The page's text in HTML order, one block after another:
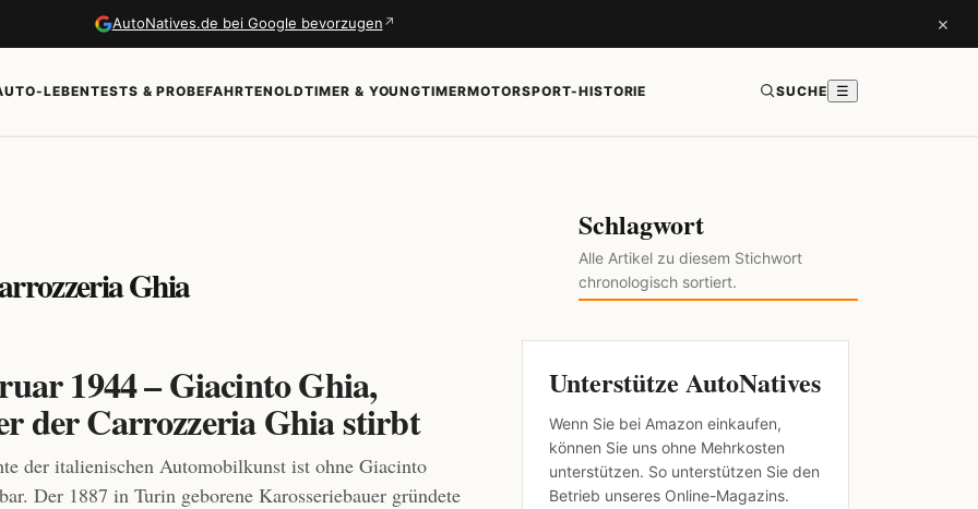
AutoNatives.de bei Google bevorzugen ↗ ×
LEBENTESTS & PROBEFAHRTENOLDTIMER & YOUNGTIMERMOTORSPORT-HISTORIE SUCHE ☰
Ghia
Schlagwort
Alle Artikel zu diesem Stichwort
chronologisch sortiert.
1944 – Giacinto Ghia,
der Carrozzeria Ghia stirbt
der italienischen Automobilkunst ist ohne Giacinto
Der 1887 in Turin geborene Karosseriebauer gründete
Unterstütze AutoNatives
Wenn Sie bei Amazon einkaufen,
können Sie uns ohne Mehrkosten
unterstützen. So unterstützen Sie den
Betrieb unseres Online-Magazins.